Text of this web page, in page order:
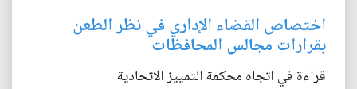
اختصاص القضاء الإداري في نظر الطعن
بقرارات مجالس المحافظات
قراءة في اتجاه محكمة التمييز الاتحادية